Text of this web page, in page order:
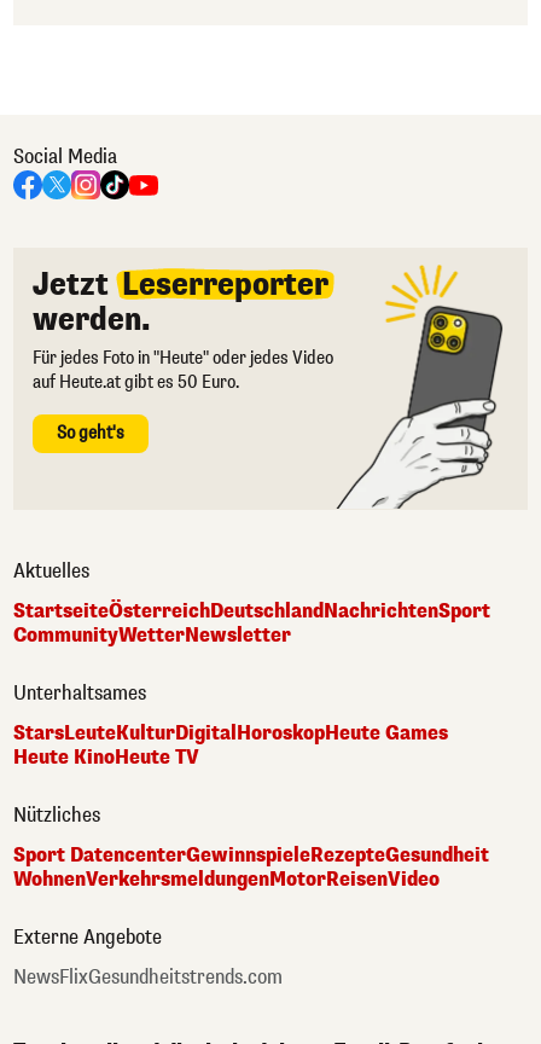
Social Media
Jetzt Leserreporter
werden.
Für jedes Foto in "Heute" oder jedes Video
auf Heute.at gibt es 50 Euro.
So geht's
Aktuelles
StartseiteÖsterreichDeutschlandNachrichtenSport
CommunityWetterNewsletter
Unterhaltsames
StarsLeuteKulturDigitalHoroskopHeute Games
Heute KinoHeute TV
Nützliches
Sport DatencenterGewinnspieleRezepteGesundheit
WohnenVerkehrsmeldungenMotorReisenVideo
Externe Angebote
NewsFlixGesundheitstrends.com